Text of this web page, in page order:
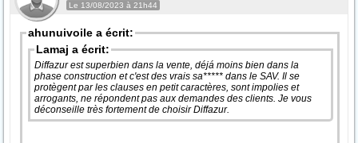
Le 13/08/2023 à 21h44
ahunuivoile a écrit:
Lamaj a écrit:
Diffazur est superbien dans la vente, déjá moins bien dans la
phase construction et c'est des vrais sa***** dans le SAV. Il se
protègent par les clauses en petit caractères, sont impolies et
arrogants, ne répondent pas aux demandes des clients. Je vous
déconseille très fortement de choisir Diffazur.